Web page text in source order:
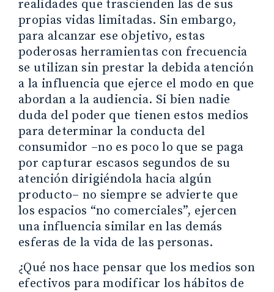
realidades que trascienden las de sus
propias vidas limitadas. Sin embargo,
para alcanzar ese objetivo, estas
poderosas herramientas con frecuencia
se utilizan sin prestar la debida atención
a la influencia que ejerce el modo en que
abordan a la audiencia. Si bien nadie
duda del poder que tienen estos medios
para determinar la conducta del
consumidor –no es poco lo que se paga
por capturar escasos segundos de su
atención dirigiéndola hacia algún
producto– no siempre se advierte que
los espacios “no comerciales”, ejercen
una influencia similar en las demás
esferas de la vida de las personas.
¿Qué nos hace pensar que los medios son
efectivos para modificar los hábitos de